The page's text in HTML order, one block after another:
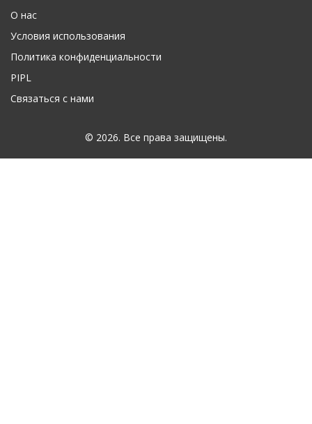
О нас
Условия использования
Политика конфиденциальности
PIPL
Связаться с нами
© 2026. Все права защищены.